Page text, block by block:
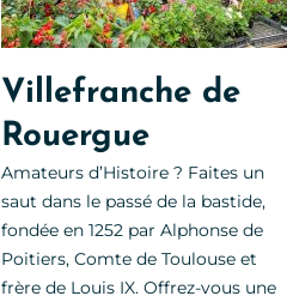
Villefranche de
Rouergue
Amateurs d’Histoire ? Faites un
saut dans le passé de la bastide,
fondée en 1252 par Alphonse de
Poitiers, Comte de Toulouse et
frère de Louis IX. Offrez-vous une